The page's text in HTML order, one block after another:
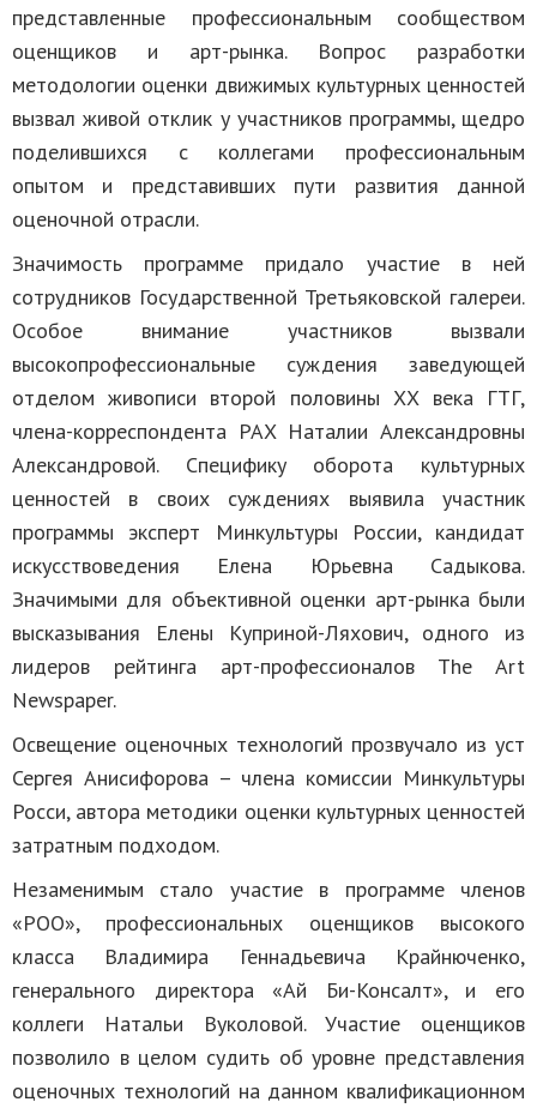
представленные профессиональным сообществом
оценщиков и арт-рынка. Вопрос разработки
методологии оценки движимых культурных ценностей
вызвал живой отклик у участников программы, щедро
поделившихся с коллегами профессиональным
опытом и представивших пути развития данной
оценочной отрасли.
Значимость программе придало участие в ней
сотрудников Государственной Третьяковской галереи.
Особое внимание участников вызвали
высокопрофессиональные суждения заведующей
отделом живописи второй половины ХХ века ГТГ,
члена-корреспондента РАХ Наталии Александровны
Александровой. Специфику оборота культурных
ценностей в своих суждениях выявила участник
программы эксперт Минкультуры России, кандидат
искусствоведения Елена Юрьевна Садыкова.
Значимыми для объективной оценки арт-рынка были
высказывания Елены Куприной-Ляхович, одного из
лидеров рейтинга арт-профессионалов The Art
Newspaper.
Освещение оценочных технологий прозвучало из уст
Сергея Анисифорова – члена комиссии Минкультуры
Росси, автора методики оценки культурных ценностей
затратным подходом.
Незаменимым стало участие в программе членов
«РОО», профессиональных оценщиков высокого
класса Владимира Геннадьевича Крайнюченко,
генерального директора «Ай Би-Консалт», и его
коллеги Натальи Вуколовой. Участие оценщиков
позволило в целом судить об уровне представления
оценочных технологий на данном квалификационном